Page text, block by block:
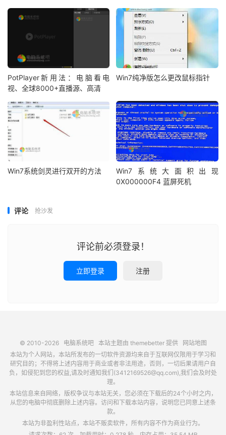
PotPlayer新用法：电脑看电
视、全球8000+直播源、高清
Win7纯净版怎么更改鼠标指针
Win7系统剑灵进行双开的方法
Win7系统大面积出现
0X000000F4 蓝屏死机
评论 抢沙发
评论前必须登录！
立即登录 注册
© 2010-2026 电脑系统吧本站主题由 themebetter提供
网站地图
本站为个人网站，本站所发布的一切软件资源均来自于互联网仅限用于学习和
研究目的；不得将上述内容用于商业或者非法用途，否则，一切后果请用户自
负，如侵犯到您的权益,请及时通知我们(3412169526@qq.com),我们会及时处
理。
本站信息来自网络，版权争议与本站无关，您必须在下载后的24个小时之内，
从您的电脑中彻底删除上述内容。访问和下载本站内容，说明您已同意上述条
款。
本站为非盈利性站点，本站不贩卖软件，所有内容不作为商业行为。